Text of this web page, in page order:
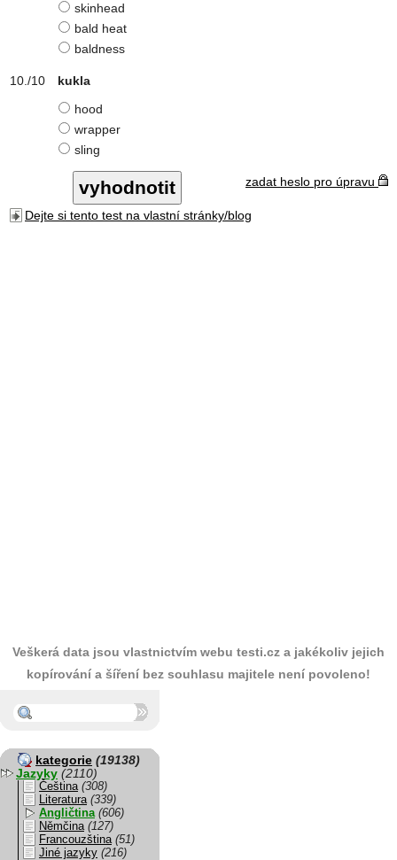
skinhead
bald heat
baldness
kukla
hood
wrapper
sling
zadat heslo pro úpravu
Dejte si tento test na vlastní stránky/blog
Veškerá data jsou vlastnictvím webu testi.cz a jakékoliv jejich
kopírování a šíření bez souhlasu majitele není povoleno!
kategorie (19138)
Jazyky (2110)
Čeština (308)
Literatura (339)
Angličtina (606)
Němčina (127)
Francouzština (51)
Jiné jazyky (216)